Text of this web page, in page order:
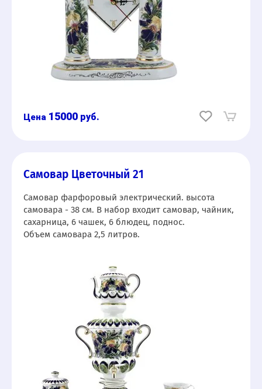
15000 руб.
Самовар Цветочный 21
Самовар фарфоровый электрический. высота
самовара - 38 см. В набор входит самовар, чайник,
сахарница, 6 чашек, 6 блюдец, поднос.
Объем самовара 2,5 литров.